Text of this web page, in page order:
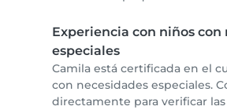
Experiencia con niños con
especiales
Camila está certificada en el
con necesidades especiales.
directamente para verificar